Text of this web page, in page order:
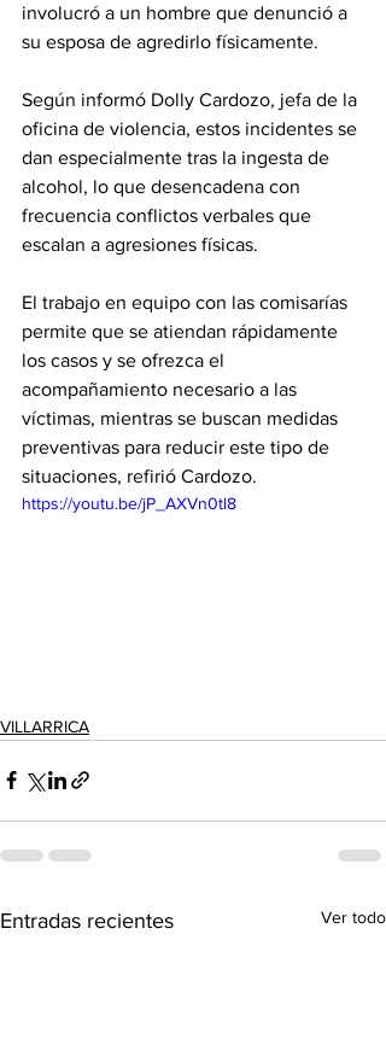
involucró a un hombre que denunció a
su esposa de agredirlo físicamente.
Según informó Dolly Cardozo, jefa de la
oficina de violencia, estos incidentes se
dan especialmente tras la ingesta de
alcohol, lo que desencadena con
frecuencia conflictos verbales que
escalan a agresiones físicas.
El trabajo en equipo con las comisarías
permite que se atiendan rápidamente
los casos y se ofrezca el
acompañamiento necesario a las
víctimas, mientras se buscan medidas
preventivas para reducir este tipo de
situaciones, refirió Cardozo.
https://youtu.be/jP_AXVn0tl8
VILLARRICA
Entradas recientes Ver todo